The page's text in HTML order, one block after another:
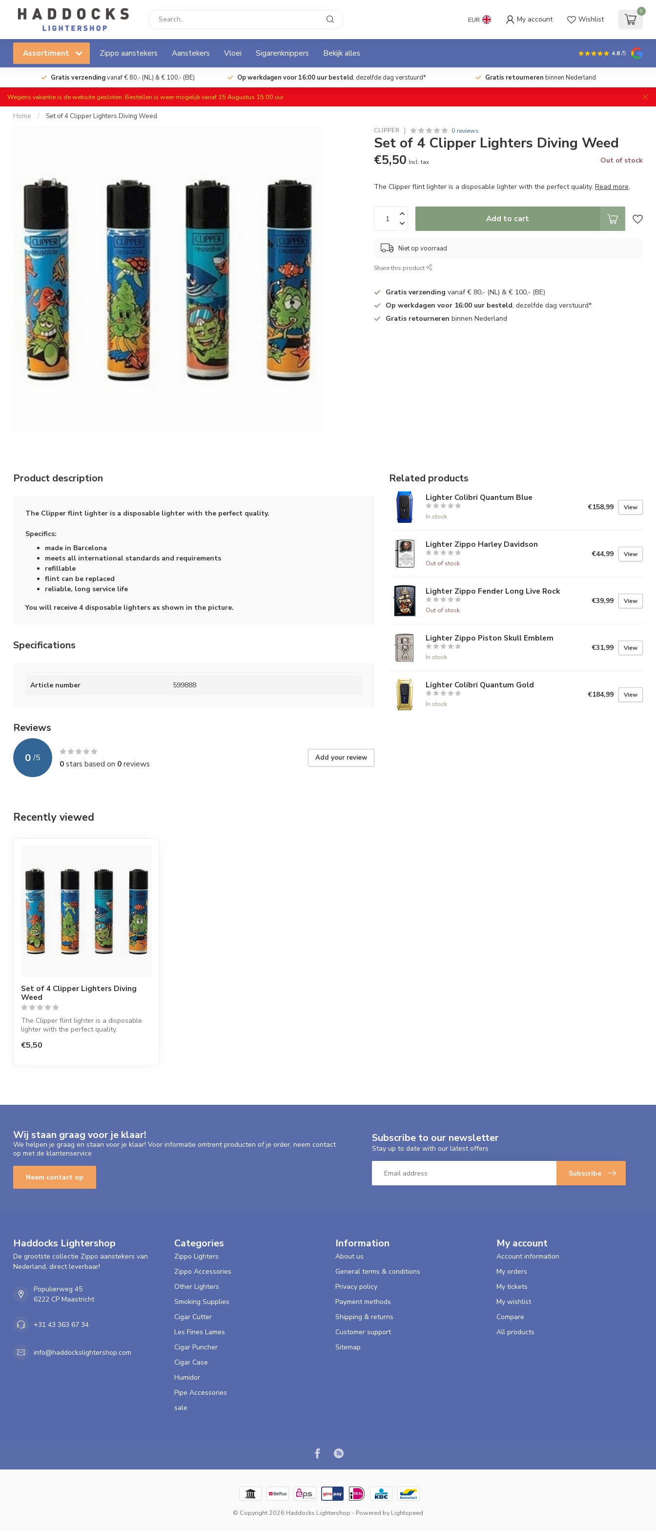
EUR My account Wishlist
0
Assortiment Zippo aanstekers Aanstekers Vloei Sigarenknippers Bekijk alles 4.8/5
Gratis verzendingvanaf € 80,- (NL) & € 100,- (BE) Op werkdagen voor 16:00 uur besteld, dezelfde dag verstuurd* Gratis retourneren binnen Nederland
Wegens vakantie is de website gesloten. Bestellen is weer mogelijk vanaf 15 Augustus 15.00 uur
Home / Set of 4 Clipper Lighters Diving Weed
CLIPPER 0 reviews
Set of 4 Clipper Lighters Diving Weed
€5,50 Incl. tax Out of stock
The Clipper flint lighter is a disposable lighter with the perfect quality.Read more.
Add to cart
Niet op voorraad
Share this product
Gratis verzendingvanaf € 80,- (NL) & € 100,- (BE)
Op werkdagen voor 16:00 uur besteld, dezelfde dag verstuurd*
Gratis retourneren binnen Nederland
Product description
The Clipper flint lighter is a disposable lighter with the perfect quality.
Specifics:
made in Barcelona
meets all international standards and requirements
refillable
flint can be replaced
reliable, long service life
You will receive 4 disposable lighters as shown in the picture.
Specifications
Article number 599888
Reviews
0 /5
0stars based on 0reviews
Add your review
Related products
Lighter Colibri Quantum Blue
In stock
€158,99 View
Lighter Zippo Harley Davidson
Out of stock
€44,99 View
Lighter Zippo Fender Long Live Rock
Out of stock
€39,99 View
Lighter Zippo Piston Skull Emblem
In stock
€31,99 View
Lighter Colibri Quantum Gold
In stock
€184,99 View
Recently viewed
Set of 4 Clipper Lighters Diving
Weed
The Clipper flint lighter is a disposable
lighter with the perfect quality.
€5,50
Wij staan graag voor je klaar!
We helpen je graag en staan voor je klaar! Voor informatie omtrent producten of je order, neem contact
op met de klantenservice
Neem contact op
Subscribe to our newsletter
Stay up to date with our latest offers
Subscribe
Haddocks Lightershop
De grootste collectie Zippo aanstekers van
Nederland, direct leverbaar!
Populierweg 45
6222 CP Maastricht
+31 43 363 67 34
info@haddockslightershop.com
Categories
Zippo Lighters
Zippo Accessories
Other Lighters
Smoking Supplies
Cigar Cutter
Les Fines Lames
Cigar Puncher
Cigar Case
Humidor
Pipe Accessories
sale
Information
About us
General terms & conditions
Privacy policy
Payment methods
Shipping & returns
Customer support
Sitemap
My account
Account information
My orders
My tickets
My wishlist
Compare
All products
© Copyright 2026 Haddocks Lightershop - Powered by Lightspeed